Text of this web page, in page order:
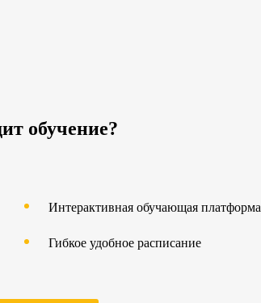
обучение?
Интерактивная обучающая платформа
Гибкое удобное расписание